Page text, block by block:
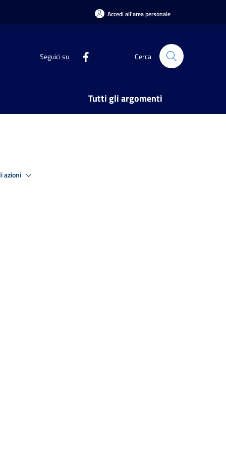
Accedi all'area personale
Seguici su Cerca
Tutti gli argomenti
azioni